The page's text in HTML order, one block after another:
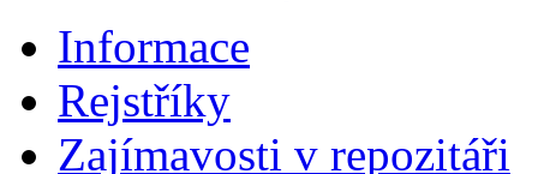
Informace
Rejstříky
Zajímavosti v repozitáři